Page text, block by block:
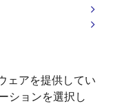
ェアを提供してい
ションを選択し